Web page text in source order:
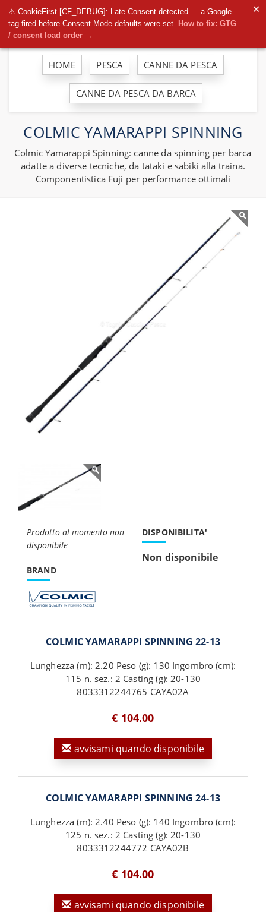
⚠ CookieFirst [CF_DEBUG]: Late Consent detected — a Google
tag fired before Consent Mode defaults were set. How to fix: GTG
/ consent load order →
✕
HOME PESCA CANNE DA PESCA
CANNE DA PESCA DA BARCA
COLMIC YAMARAPPI SPINNING
Colmic Yamarappi Spinning: canne da spinning per barca
adatte a diverse tecniche, da tataki e sabiki alla traina.
Componentistica Fuji per performance ottimali
Prodotto al momento non
disponibile
BRAND
DISPONIBILITA'
Non disponibile
COLMIC YAMARAPPI SPINNING 22-13
Lunghezza (m): 2.20 Peso (g): 130 Ingombro (cm):
115 n. sez.: 2 Casting (g): 20-130
8033312244765 CAYA02A
€ 104.00
avvisami quando disponibile
COLMIC YAMARAPPI SPINNING 24-13
Lunghezza (m): 2.40 Peso (g): 140 Ingombro (cm):
125 n. sez.: 2 Casting (g): 20-130
8033312244772 CAYA02B
€ 104.00
avvisami quando disponibile